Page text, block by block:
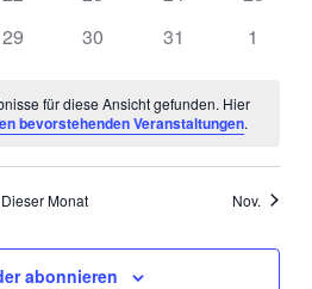
0
29
0
30
0
31
0
1
für diese Ansicht gefunden. Hier
bevorstehenden Veranstaltungen.
Dieser Monat Nov.
abonnieren